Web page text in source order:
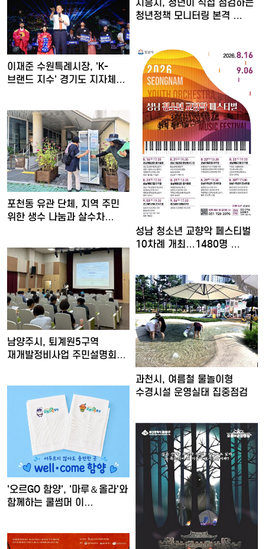
청년정책 모니터링 본격 …
이재준 수원특례시장, 'K-
브랜드 지수' 경기도 지자체…
성남 청소년 교향악 페스티벌
10차례 개최…1480명 …
포천동 유관 단체, 지역 주민
위한 생수 나눔과 살수차…
남양주시, 퇴계원5구역
재개발정비사업 주민설명회
과천시, 여름철 물놀이형
수경시설 운영실태 집중점검
'오르GO 함양', '마루＆올라'와
함께하는 쿨썸머 이…